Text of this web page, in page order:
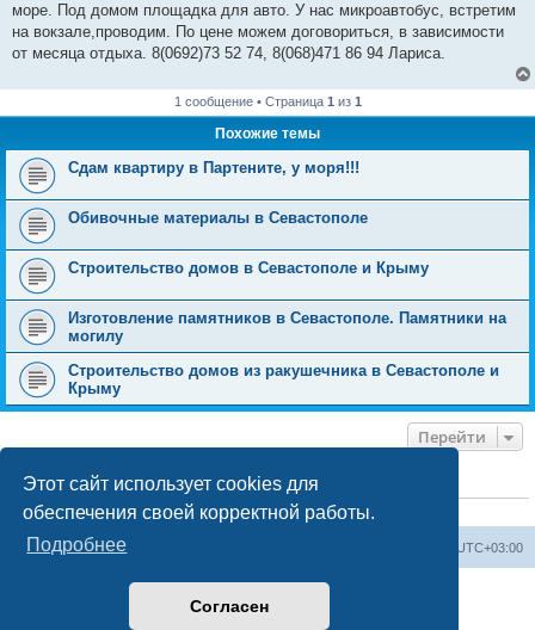
Этот сайт использует cookies для
обеспечения своей корректной работы.
Подробнее
Согласен
и
е
море. Под домом площадка для авто. У нас микроавтобус, встретим
на вокзале,проводим. По цене можем договориться, в зависимости
от месяца отдыха. 8(0692)73 52 74, 8(068)471 86 94 Лариса.
1 сообщение • Страница 1 из 1
Похожие темы
Сдам квартиру в Партените, у моря!!!
Обивочные материалы в Севастополе
Строительство домов в Севастополе и Крыму
Изготовление памятников в Севастополе. Памятники на
могилу
Строительство домов из ракушечника в Севастополе и
Крыму
Перейти
КТО СЕЙЧАС НА КОНФЕРЕНЦИИ
Сейчас этот форум просматривают:ClaudeBot [ИИ бот]и 0 гостей
Форум «Весь Крым» UTC+03:00
Создано на основе phpBB® Forum Software © phpBB Limited
Конфиденциальность